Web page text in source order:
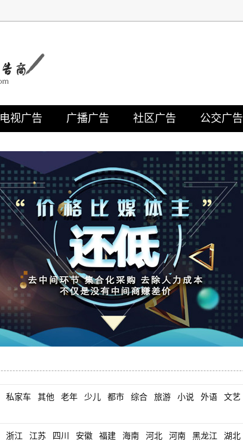
电视广告 广播广告 社区广告 公交广告
私家车 其他 老年 少儿 都市 综合 旅游 小说 外语 文艺
浙江 江苏 四川 安徽 福建 海南 河北 河南 黑龙江 湖北